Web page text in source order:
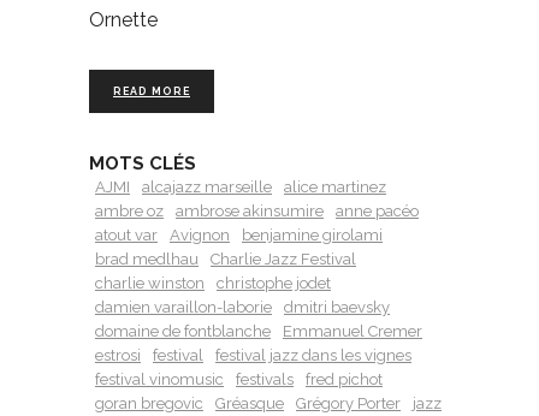
Ornette
READ MORE
MOTS CLÉS
AJMI alcajazz marseille
alice martinez
ambre oz
ambrose akinsumire
anne pacéo
atout var
Avignon
benjamine girolami
brad medlhau
Charlie Jazz Festival
charlie winston
christophe jodet
damien varaillon-laborie
dmitri baevsky
domaine de fontblanche
Emmanuel Cremer
estrosi
festival
festival jazz dans les vignes
festival vinomusic
festivals
fred pichot
goran bregovic
Gréasque Grégory Porter
jazz